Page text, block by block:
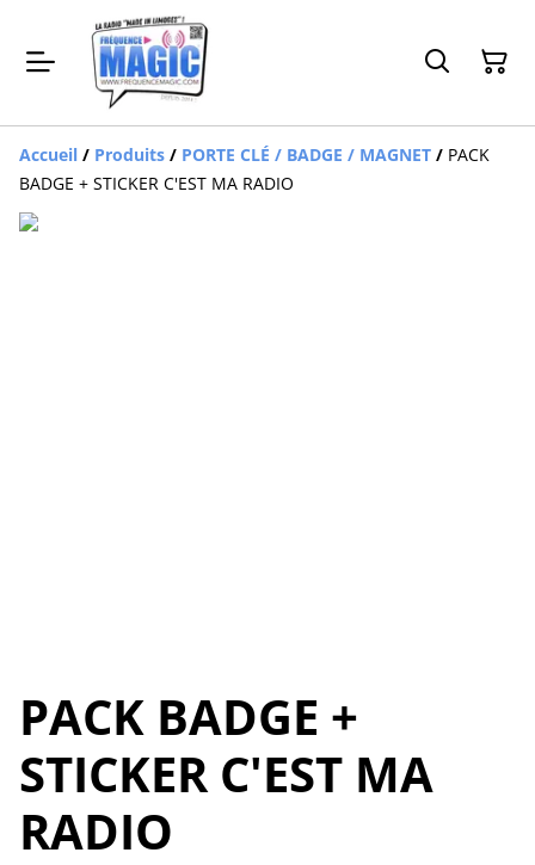
Accueil / Produits / PORTE CLÉ / BADGE / MAGNET / PACK
BADGE + STICKER C'EST MA RADIO
PACK BADGE +
STICKER C'EST MA
RADIO